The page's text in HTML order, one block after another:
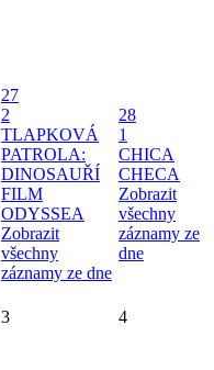
27
2
TLAPKOVÁ
PATROLA:
DINOSAUŘÍ
FILM
ODYSSEA
Zobrazit
všechny
záznamy ze dne
28
1
CHICA
CHECA
Zobrazit
všechny
záznamy ze
dne
3 4